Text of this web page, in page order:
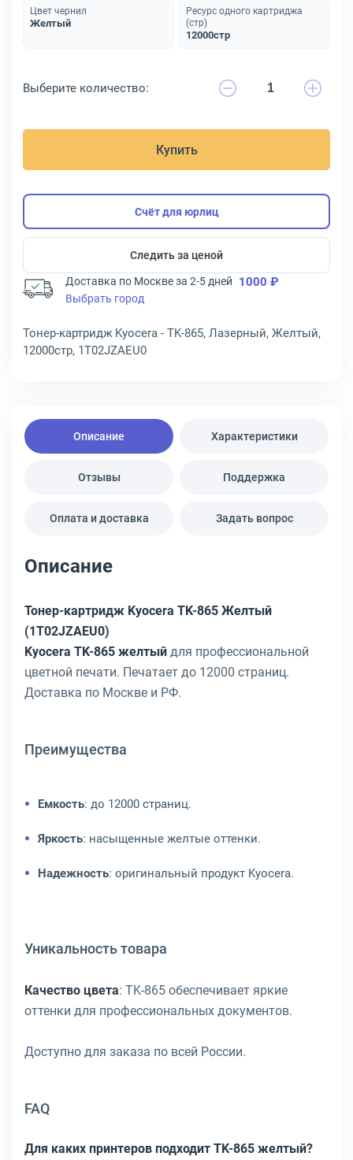
Цвет чернил
Желтый
Ресурс одного картриджа
(стр)
12000стр
Выберите количество:
Купить
Счёт для юрлиц
Следить за ценой
Доставка по Москве за 2-5 дней 1000 ₽
Выбрать город
Тонер-картридж Kyocera - TK-865, Лазерный, Желтый,
12000стр, 1T02JZAEU0
Описание Характеристики
Отзывы Поддержка
Оплата и доставка Задать вопрос
Описание
Тонер-картридж Kyocera TK-865 Желтый
(1T02JZAEU0)
Kyocera TK-865 желтый для профессиональной
цветной печати. Печатает до 12000 страниц.
Доставка по Москве и РФ.
Преимущества
Емкость: до 12000 страниц.
Яркость: насыщенные желтые оттенки.
Надежность: оригинальный продукт Kyocera.
Уникальность товара
Качество цвета: TK-865 обеспечивает яркие
оттенки для профессиональных документов.
Доступно для заказа по всей России.
FAQ
Для каких принтеров подходит TK-865 желтый?